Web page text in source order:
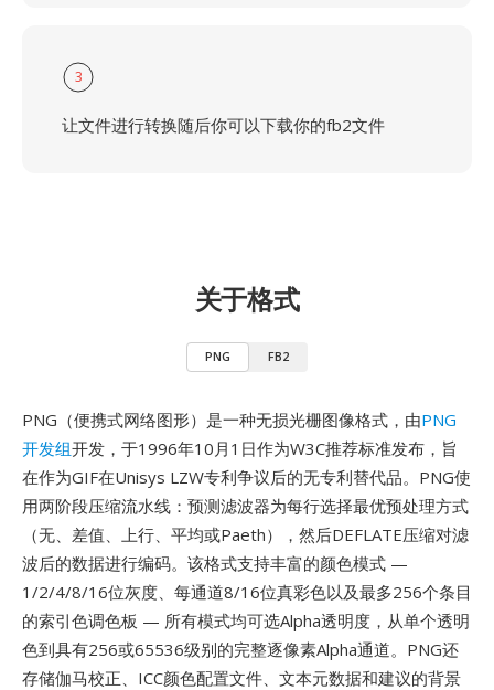
3
让文件进行转换随后你可以下载你的fb2文件
关于格式
PNG FB2
PNG（便携式网络图形）是一种无损光栅图像格式，由PNG
开发组开发，于1996年10月1日作为W3C推荐标准发布，旨
在作为GIF在Unisys LZW专利争议后的无专利替代品。PNG使
用两阶段压缩流水线：预测滤波器为每行选择最优预处理方式
（无、差值、上行、平均或Paeth），然后DEFLATE压缩对滤
波后的数据进行编码。该格式支持丰富的颜色模式 —
1/2/4/8/16位灰度、每通道8/16位真彩色以及最多256个条目
的索引色调色板 — 所有模式均可选Alpha透明度，从单个透明
色到具有256或65536级别的完整逐像素Alpha通道。PNG还
存储伽马校正、ICC颜色配置文件、文本元数据和建议的背景